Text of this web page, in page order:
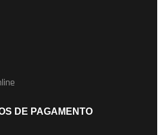
DE PAGAMENTO